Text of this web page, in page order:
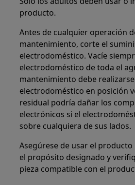
producto.
Antes de cualquier operación
mantenimiento, corte el
electrodoméstico. Vacíe
electrodoméstico de toda el
mantenimiento debe
electrodoméstico en posición
residual podría dañar los
electrónicos si el
sobre cualquiera de sus lados.
Asegúrese de usar el
el propósito designado y
pieza compatible con el